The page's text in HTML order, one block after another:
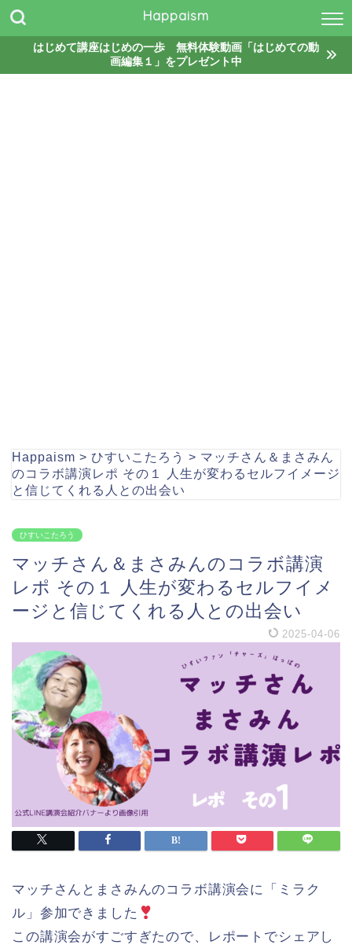
Happaism
はじめて講座はじめの一歩 無料体験動画「はじめての動
画編集１」をプレゼント中
Happaism > ひすいこたろう > マッチさん＆まさみん
のコラボ講演レポ その１ 人生が変わるセルフイメージ
と信じてくれる人との出会い
ひすいこたろう
マッチさん＆まさみんのコラボ講演
レポ その１ 人生が変わるセルフイメ
ージと信じてくれる人との出会い
2025-04-06
マッチさんとまさみんのコラボ講演会に「ミラク
ル」参加できました
この講演会がすごすぎたので、レポートでシェアし